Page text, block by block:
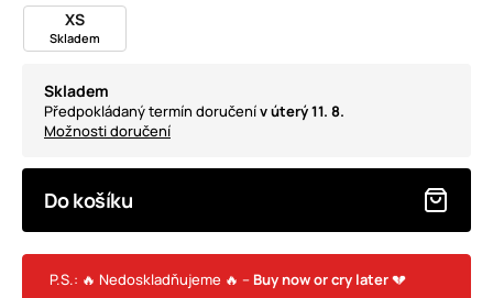
XS
Skladem
Skladem
Předpokládaný termín doručenív úterý 11. 8.
Možnosti doručení
Do košíku
P.S.: 🔥 Nedoskladňujeme 🔥 – Buy now or cry later💔